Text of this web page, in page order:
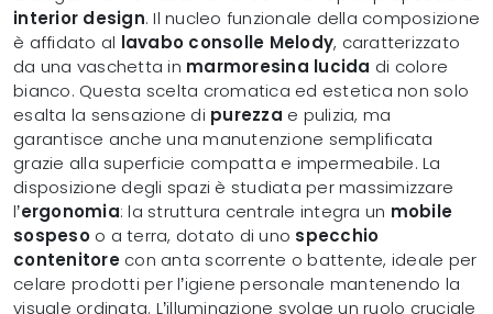
interior design. Il nucleo funzionale della composizione
è affidato al lavabo consolle Melody, caratterizzato
da una vaschetta in marmoresina lucida di colore
bianco. Questa scelta cromatica ed estetica non solo
esalta la sensazione di purezza e pulizia, ma
garantisce anche una manutenzione semplificata
grazie alla superficie compatta e impermeabile. La
disposizione degli spazi è studiata per massimizzare
l’ergonomia: la struttura centrale integra un mobile
sospesoo a terra, dotato di uno specchio
contenitorecon anta scorrente o battente, ideale per
celare prodotti per l’igiene personale mantenendo la
visuale ordinata. L’illuminazione svolge un ruolo cruciale